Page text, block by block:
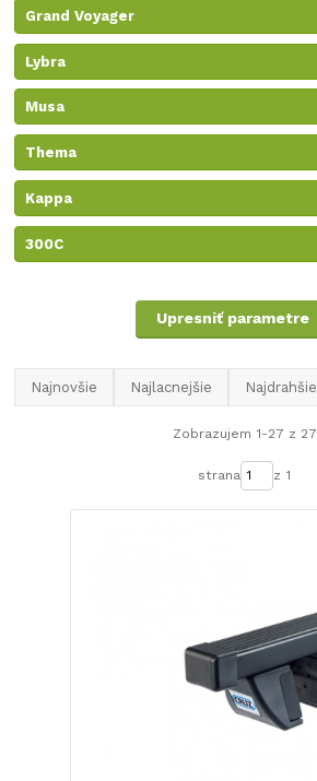
Grand Voyager
Lybra
Musa
Thema
Kappa
300C
Upresniť parametre
Najnovšie Najlacnejšie Najdrahšie
Zobrazujem 1-27 z 27
strana z 1